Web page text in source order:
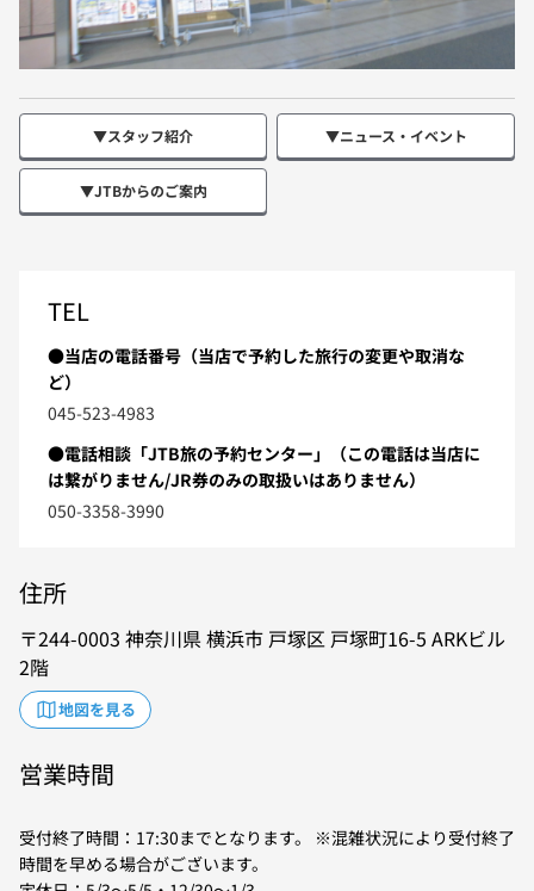
▼スタッフ紹介 ▼ニュース・イベント
▼JTBからのご案内
TEL
●当店の電話番号（当店で予約した旅行の変更や取消な
ど）
045-523-4983
●電話相談「JTB旅の予約センター」（この電話は当店に
は繋がりません/JR券のみの取扱いはありません）
050-3358-3990
住所
244-0003 神奈川県横浜市 戸塚区 戸塚町16-5 ARKビル
2階
地図を見る
営業時間
受付終了時間：17:30までとなります。 ※混雑状況により受付終了
時間を早める場合がございます。